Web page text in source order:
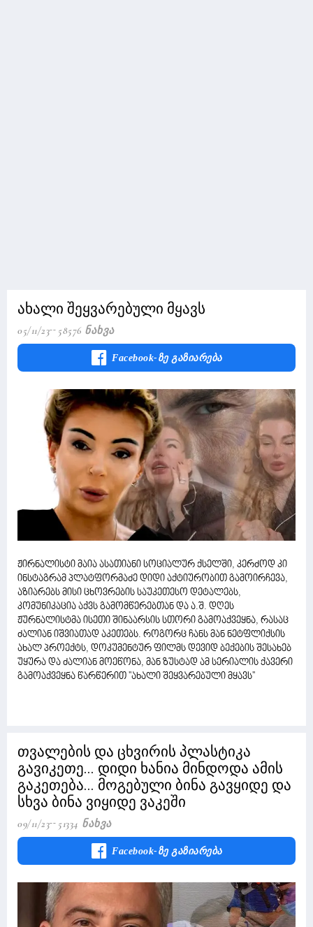
ახალი შეყვარებული მყავს
05/11/23 58576 Ნახვა
Facebook-Ზე Გაზიარება
ჟირნალისტი მაია ასათიანი სოციალურ ქსელში, კერძოდ კი
ინსტაგრამ პლატფორმაძე დიდი აქტიურობით გამოირჩევა,
აზიარებს მისი ცხოვრების საუკეთესო დეტალებს,
კომუნიკაცია აქვს გამომწერებთან და ა.შ. დღეს
ჟურნალისტმა ისეთი შინაარსის სთორი გამოაქვეყნა, რასაც
ძალიან იშვიათად აკეთებს. როგორც ჩანს მან ნეტფლიქსის
ახალ პროექტს, დოკუმენტურ ფილმს დევიდ ბექების შესახებ
უყურა და ძალიან მოეწონა, მან ზუსტად ამ სერიალის ქავერი
გამოაქვეყნა წარწერით ''ახალი შეყვარებული მყავს''
თვალების და ცხვირის პლასტიკა
გავიკეთე... დიდი ხანია მინდოდა ამის
გაკეთება... მოგებული ბინა გავყიდე და
სხვა ბინა ვიყიდე ვაკეში
09/11/23 51334 Ნახვა
Facebook-Ზე Გაზიარება